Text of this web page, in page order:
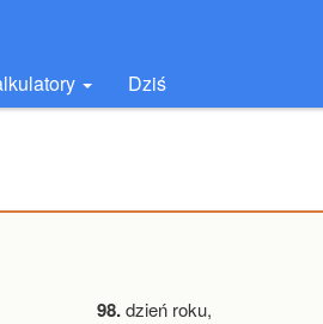
Dziś
98.dzień roku,